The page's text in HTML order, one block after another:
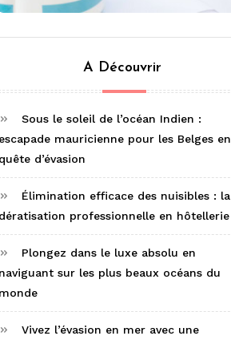
A Découvrir
Sous le soleil de l’océan Indien :
escapade mauricienne pour les Belges en
quête d’évasion
Élimination efficace des nuisibles : la
dératisation professionnelle en hôtellerie
Plongez dans le luxe absolu en
naviguant sur les plus beaux océans du
monde
Vivez l’évasion en mer avec une